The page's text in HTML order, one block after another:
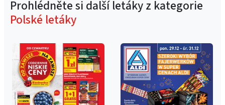
Prohlédněte si další letáky z kategorie
Polské letáky